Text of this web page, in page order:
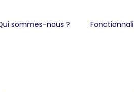
sommes-nous ?